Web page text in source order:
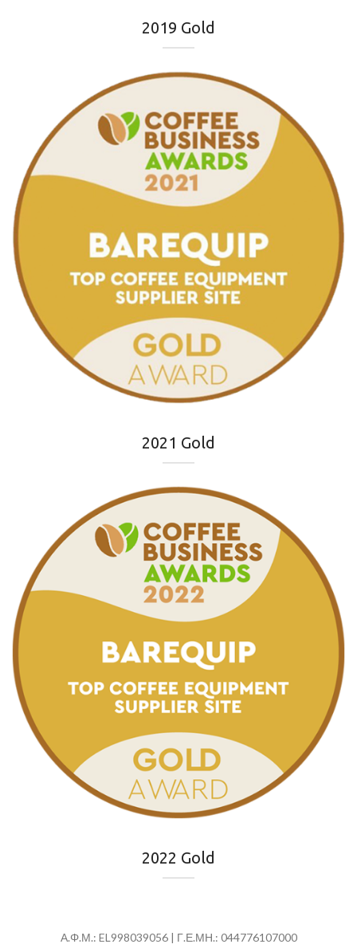
2019 Gold
2021 Gold
2022 Gold
Α.Φ.Μ.: EL998039056 | Γ.Ε.ΜΗ.: 044776107000